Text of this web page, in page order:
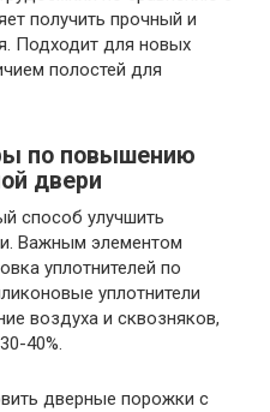
получить прочный и
Подходит для новых
полостей для
по повышению
двери
способ улучшить
Важным элементом
уплотнителей по
уплотнители
воздуха и сквозняков,
40%.
дверные порожки с